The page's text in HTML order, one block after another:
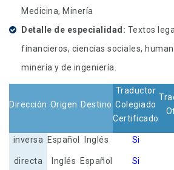
Medicina, Minería
Detalle de especialidad
Textos
financieros, ciencias sociales,
minería y de ingeniería.
Dirección Origen Destino
Traductor
Colegiado
Certificado
inversa Español Inglés Si
directa Inglés Español Si